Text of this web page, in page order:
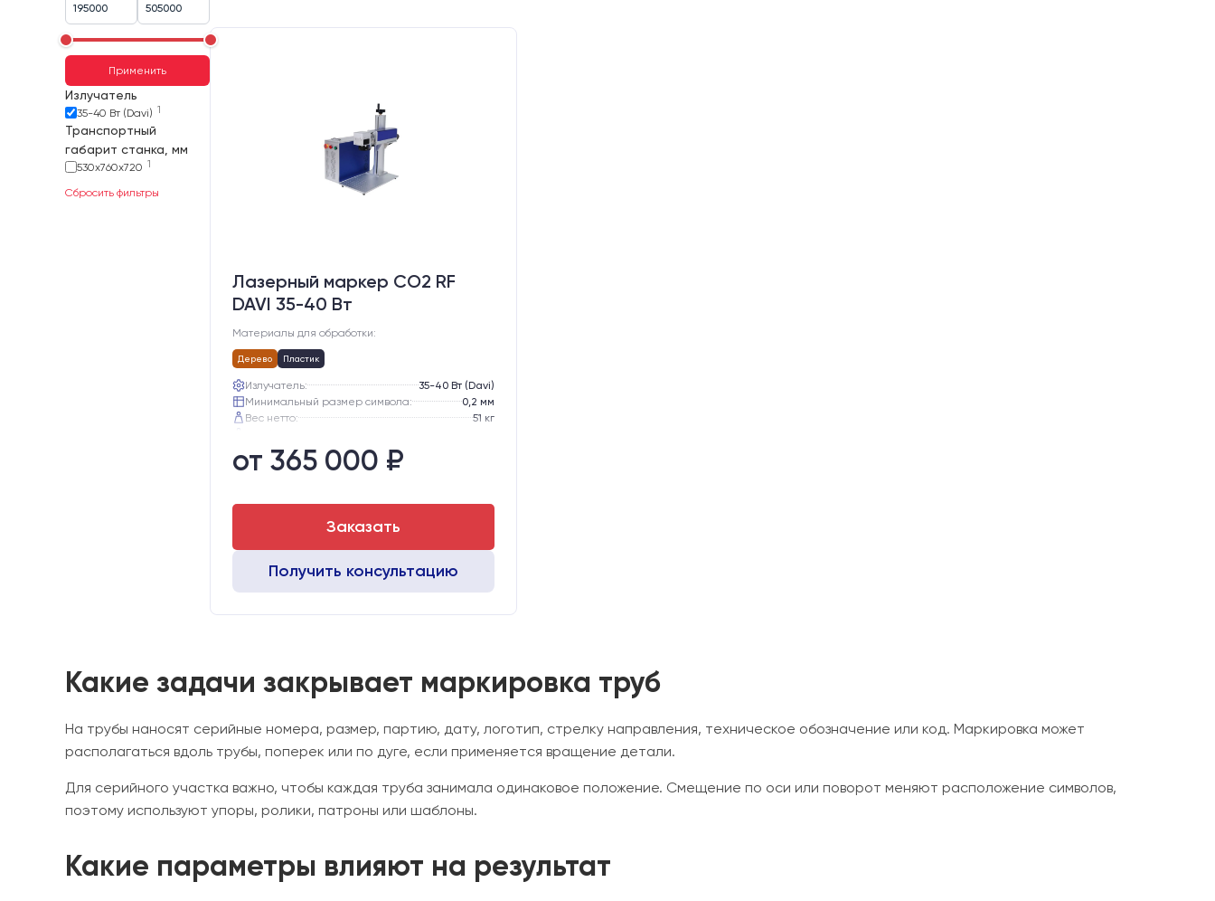
Применить
Излучатель
35-40 Вт (Davi) 1
Транспортный
габарит станка, мм
530х760х720 1
Сбросить фильтры
Лазерный маркер CO2 RF
DAVI 35-40 Вт
Материалы для обработки:
Дерево Пластик
Излучатель:
35-40 Вт (Davi)
Минимальный размер символа:
0,2 мм
Вес нетто:
51 кг
Транспортный габарит станка, мм:
от 365 000 ₽
Заказать
Получить консультацию
Какие задачи закрывает маркировка труб
На трубы наносят серийные номера, размер, партию, дату, логотип, стрелку направления, техническое обозначение или код. Маркировка может
располагаться вдоль трубы, поперек или по дуге, если применяется вращение детали.
Для серийного участка важно, чтобы каждая труба занимала одинаковое положение. Смещение по оси или поворот меняют расположение символов,
поэтому используют упоры, ролики, патроны или шаблоны.
Какие параметры влияют на результат